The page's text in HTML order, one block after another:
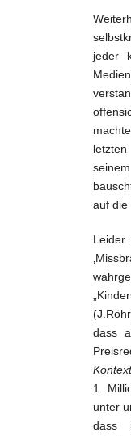
jeder
auf die
Leider
dass
1
unter
dass